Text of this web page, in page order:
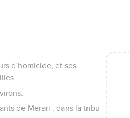
d’homicide, et ses
de Merari : dans la tribu